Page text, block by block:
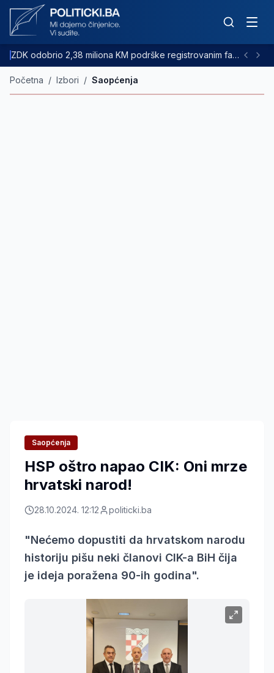
ZDK odobrio 2,38 miliona KM podrške registrovanim farmama goveda
Početna / Izbori / Saopćenja
Saopćenja
HSP oštro napao CIK: Oni mrze
hrvatski narod!
28.10.2024. 12:12 politicki.ba
"Nećemo dopustiti da hrvatskom narodu
historiju pišu neki članovi CIK-a BiH čija
je ideja poražena 90-ih godina".